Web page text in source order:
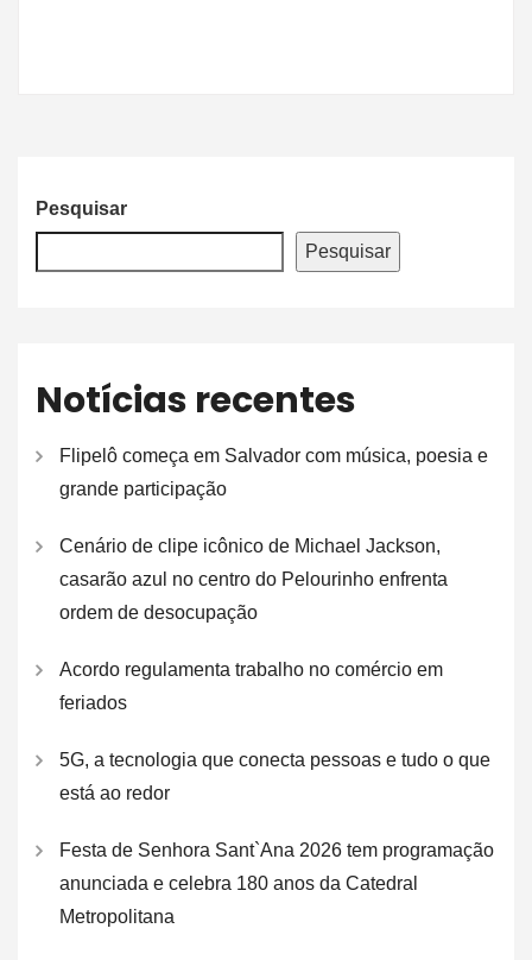
Pesquisar
Pesquisar
Notícias recentes
Flipelô começa em Salvador com música, poesia e
grande participação
Cenário de clipe icônico de Michael Jackson,
casarão azul no centro do Pelourinho enfrenta
ordem de desocupação
Acordo regulamenta trabalho no comércio em
feriados
5G, a tecnologia que conecta pessoas e tudo o que
está ao redor
Festa de Senhora Sant`Ana 2026 tem programação
anunciada e celebra 180 anos da Catedral
Metropolitana